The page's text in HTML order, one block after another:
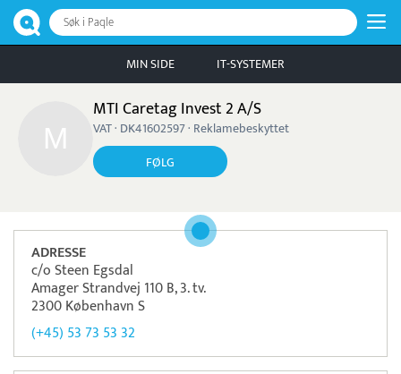
Søk i Paqle
MIN SIDE IT-SYSTEMER
MTI Caretag Invest 2 A/S
VAT · DK41602597 · Reklamebeskyttet
FØLG
ADRESSE
c/o Steen Egsdal
Amager Strandvej 110 B, 3. tv.
2300 København S
(+45) 53 73 53 32